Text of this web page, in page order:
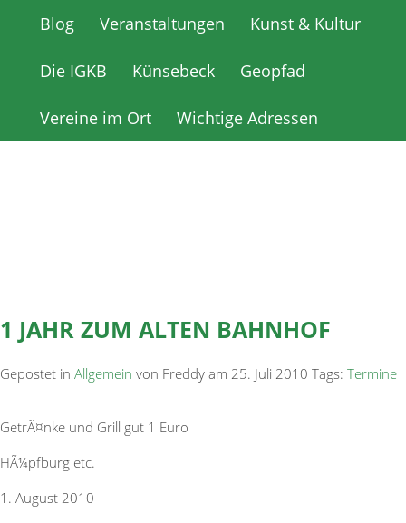
Blog Veranstaltungen Kunst & Kultur
Die IGKB Künsebeck Geopfad
Vereine im Ort Wichtige Adressen
Blog Veranstaltungen Kunst & Kultur
Die IGKB Künsebeck Geopfad
Vereine im Ort Wichtige Adressen
1 JAHR ZUM ALTEN BAHNHOF
Gepostet in Allgemein von Freddy am 25. Juli 2010 Tags: Termine
GetrÃ¤nke und Grill gut 1 Euro
HÃ¼pfburg etc.
1. August 2010